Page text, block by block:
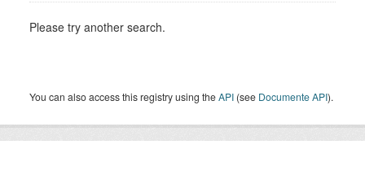
Please try another search.
You can also access this registry using theAPI (see Documente API).